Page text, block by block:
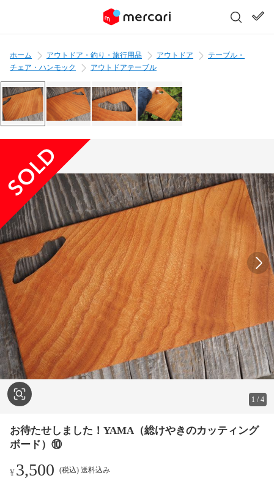
ホーム アウトドア・釣り・旅行用品 アウトドア
テーブル・
チェア・ハンモック
アウトドアテーブル
1 /4
お待たせしました！YAMA（総けやきのカッティング
ボード）⑩
¥3,500 (税込) 送料込み